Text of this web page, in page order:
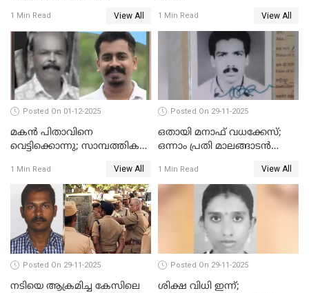
മർദിച്ച കേസ്
1 Min Read View All 1 Min Read View All
Posted On 01-12-2025
മകൻ പിതാവിനെ
വെട്ടിക്കൊന്നു; സാമ്പത്തിക
1 Min Read View All
Posted On 29-11-2025
ഒതായി മനാഫ് വധക്കേസ്;
ഒന്നാം പ്രതി മാലങ്ങാടൻ
ഒരു ലക്ഷം രൂപ പിഴ
1 Min Read View All
Posted On 29-11-2025
നടിയെ ആക്രമിച്ച കേസിലെ
Posted On 29-11-2025
ശിക്ഷ വിധി ഇന്ന്;